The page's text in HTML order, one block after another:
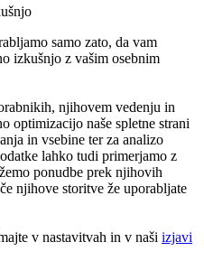
samo zato, da vam
izkušnjo z vašim osebnim
njihovem vedenju in
optimizacijo naše spletne strani
in vsebine ter za analizo
lahko tudi primerjamo z
ponudbe prek njihovih
njihove storitve že uporabljate
v nastavitvah in v naši izjavi